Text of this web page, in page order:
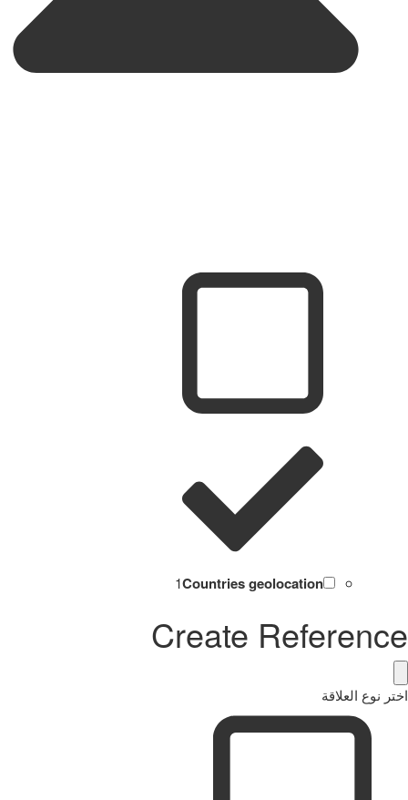
Countries geolocation
1
Create Reference
اختر نوع العلاقة